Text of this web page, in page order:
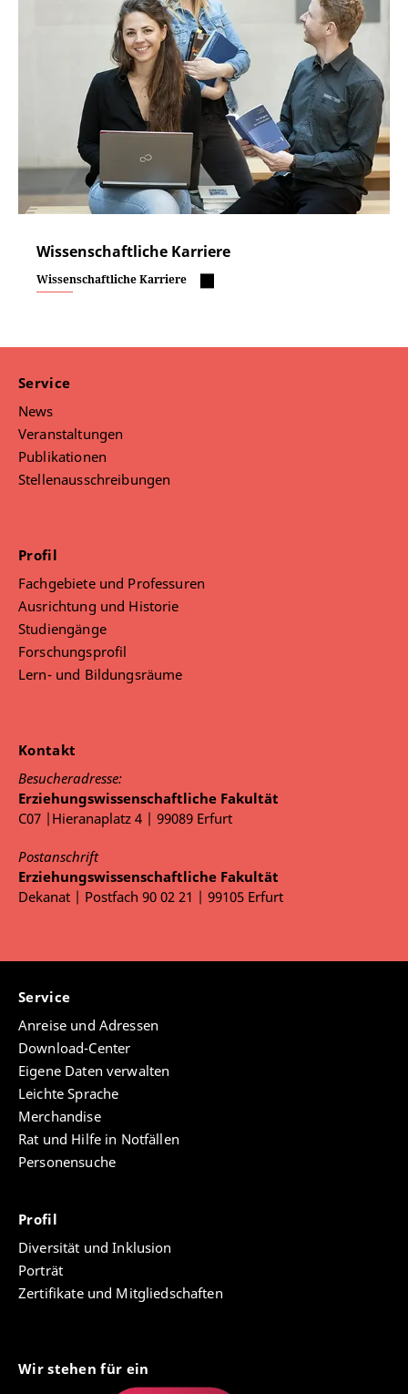
Wissenschaftliche Karriere
Wissenschaftliche Karriere
Service
News
Veranstaltungen
Publikationen
Stellenausschreibungen
Profil
Fachgebiete und Professuren
Ausrichtung und Historie
Studiengänge
Forschungsprofil
Lern- und Bildungsräume
Kontakt
Besucheradresse:
Erziehungswissenschaftliche Fakultät
C07 |Hieranaplatz 4 | 99089 Erfurt
Postanschrift
Erziehungswissenschaftliche Fakultät
Dekanat | Postfach 90 02 21 | 99105 Erfurt
Service
Anreise und Adressen
Download-Center
Eigene Daten verwalten
Leichte Sprache
Merchandise
Rat und Hilfe in Notfällen
Personensuche
Profil
Diversität und Inklusion
Porträt
Zertifikate und Mitgliedschaften
Wir stehen für ein